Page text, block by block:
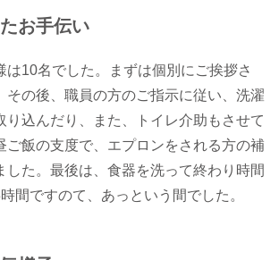
お手伝い
は10名でした。まずは個別にご挨拶さ
その後、職員の方のご指示に従い、洗濯
り込んだり、また、トイレ介助もさせて
ご飯の支度で、エプロンをされる方の補
した。最後は、食器を洗って終わり時間
間ですのて、あっという間でした。